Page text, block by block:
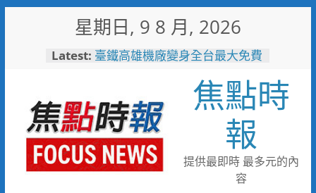
星期日, 9 8 月, 2026
Latest: 臺鐵高雄機廠變身全台最大免費
臺南社區防暴劇力拚全國 環湖
社區奪季軍、民榮社區獲佳作
岡山警民聯手暖助八旬嬤 「人
情味GPS」10分鐘找回返家路
跨國並肩彩排激盪爵士新火花
展現台中市爵士人才培育成果
跨域整合守護全家！鳳山醫院結
焦點時
報
提供最即時 最多元的內
容